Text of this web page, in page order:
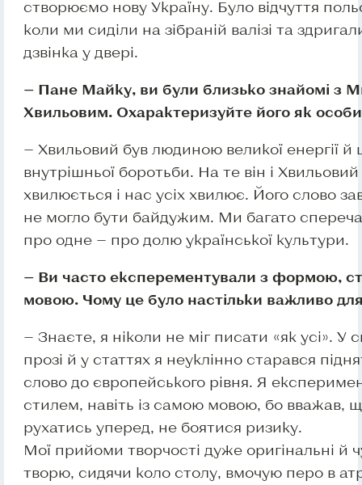
створюємо нову Україну. Було відчуття
коли ми сиділи на зібраній валізі та
дзвінка у двері.
— Пане Майку, ви були близько знайомі з
Хвильовим. Охарактеризуйте його як
— Хвильовий був людиною великої енергії й
внутрішньої боротьби. На те він і
хвилюється і нас усіх хвилює. Його слово
не могло бути байдужим. Ми багато
про одне — про долю української культури.
— Ви часто експерементували з формою,
мовою. Чому це було настільки важливо
— Знаєте, я ніколи не міг писати «як усі». У
прозі й у статтях я неуклінно старався
слово до європейського рівня. Я
стилем, навіть із самою мовою, бо вважав,
рухатись уперед, не боятися ризику.
Мої прийоми творчості дуже оригінальні й
творю, сидячи коло столу, вмочую перо в